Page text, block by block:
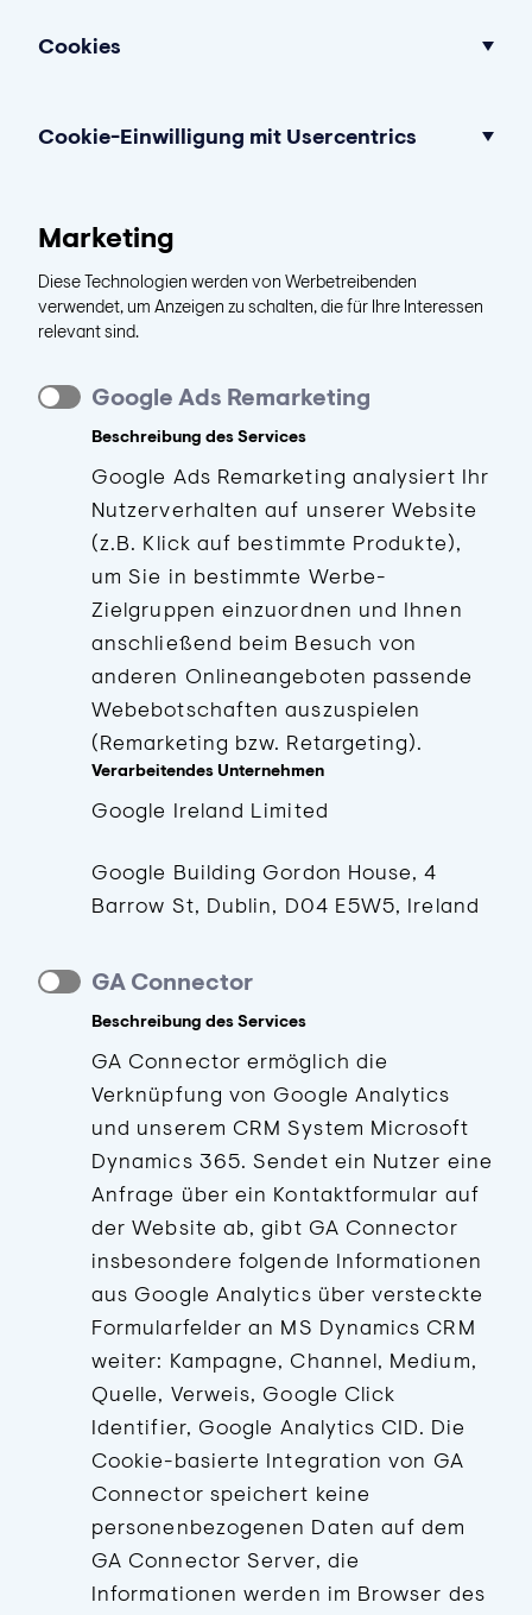
Cookies
Cookie-Einwilligung mit Usercentrics
Marketing
Diese Technologien werden von Werbetreibenden
verwendet, um Anzeigen zu schalten, die für Ihre Interessen
relevant sind.
Google Ads Remarketing
Beschreibung des Services
Google Ads Remarketing analysiert Ihr
Nutzerverhalten auf unserer Website
(z.B. Klick auf bestimmte Produkte),
um Sie in bestimmte Werbe-
Zielgruppen einzuordnen und Ihnen
anschließend beim Besuch von
anderen Onlineangeboten passende
Webebotschaften auszuspielen
(Remarketing bzw. Retargeting).
Verarbeitendes Unternehmen
Google Ireland Limited
Google Building Gordon House, 4
Barrow St, Dublin, D04 E5W5, Ireland
GA Connector
Beschreibung des Services
GA Connector ermöglich die
Verknüpfung von Google Analytics
und unserem CRM System Microsoft
Dynamics 365. Sendet ein Nutzer eine
Anfrage über ein Kontaktformular auf
der Website ab, gibt GA Connector
insbesondere folgende Informationen
aus Google Analytics über versteckte
Formularfelder an MS Dynamics CRM
weiter: Kampagne, Channel, Medium,
Quelle, Verweis, Google Click
Identifier, Google Analytics CID. Die
Cookie-basierte Integration von GA
Connector speichert keine
personenbezogenen Daten auf dem
GA Connector Server, die
Informationen werden im Browser des